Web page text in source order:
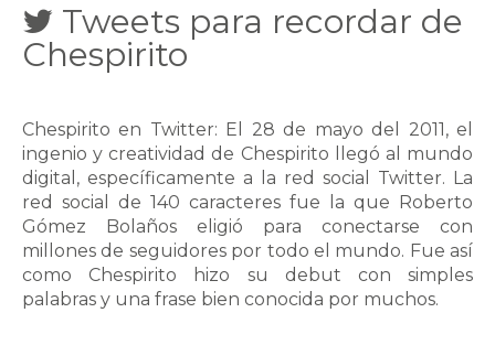
Tweets para recordar de
Chespirito
Chespirito en Twitter: El 28 de mayo del 2011, el
ingenio y creatividad de Chespirito llegó al mundo
digital, específicamente a la red social Twitter. La
red social de 140 caracteres fue la que Roberto
Gómez Bolaños eligió para conectarse con
millones de seguidores por todo el mundo. Fue así
como Chespirito hizo su debut con simples
palabras y una frase bien conocida por muchos.